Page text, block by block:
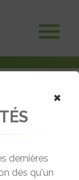
×
dernières
dès qu'un